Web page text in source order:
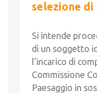
selezione di
per il
Si intende
di un soggetto
l’incarico di
Commissione
Paesaggio in